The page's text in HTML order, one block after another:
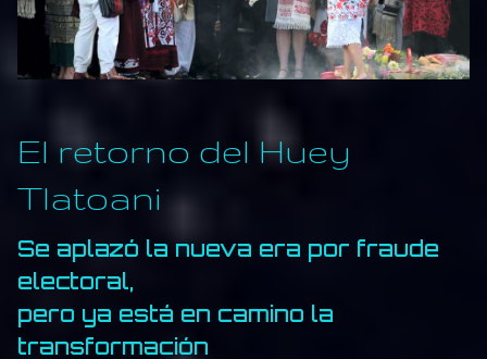
El retorno del Huey
Tlatoani
Se aplazó la nueva era por fraude
electoral,
pero ya está en camino la
transformación